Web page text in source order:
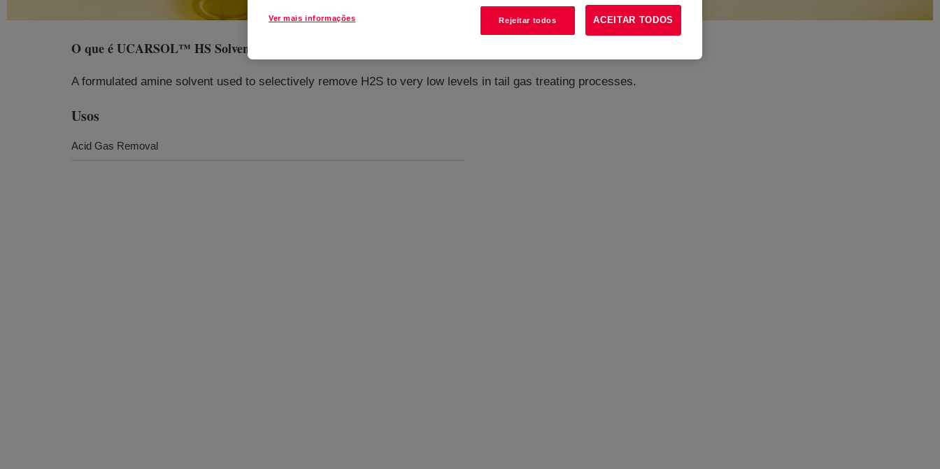
O que éUCARSOL™ HS Solvent 103
A formulated amine solvent used to selectively remove H2S to very low levels in tail gas treating processes.
Usos
Acid Gas Removal
Ver mais informações Rejeitar todos ACEITAR TODOS